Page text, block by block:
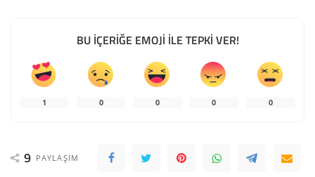
BU İÇERİĞE EMOJİ İLE TEPKİ VER!
1 0 0 0 0
9 PAYLAŞIM